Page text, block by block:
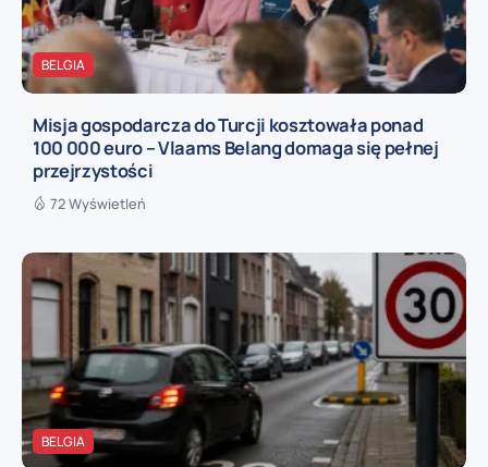
BELGIA
Misja gospodarcza do Turcji kosztowała ponad
100 000 euro – Vlaams Belang domaga się pełnej
przejrzystości
72 Wyświetleń
BELGIA